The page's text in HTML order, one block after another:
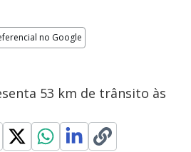
no Google
53 km de trânsito às